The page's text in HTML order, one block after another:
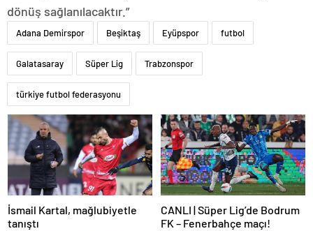
dönüş sağlanılacaktır.”
Adana Demirspor Beşiktaş Eyüpspor futbol
Galatasaray Süper Lig Trabzonspor
türkiye futbol federasyonu
İsmail Kartal, mağlubiyetle
tanıştı
CANLI | Süper Lig’de Bodrum
FK – Fenerbahçe maçı!